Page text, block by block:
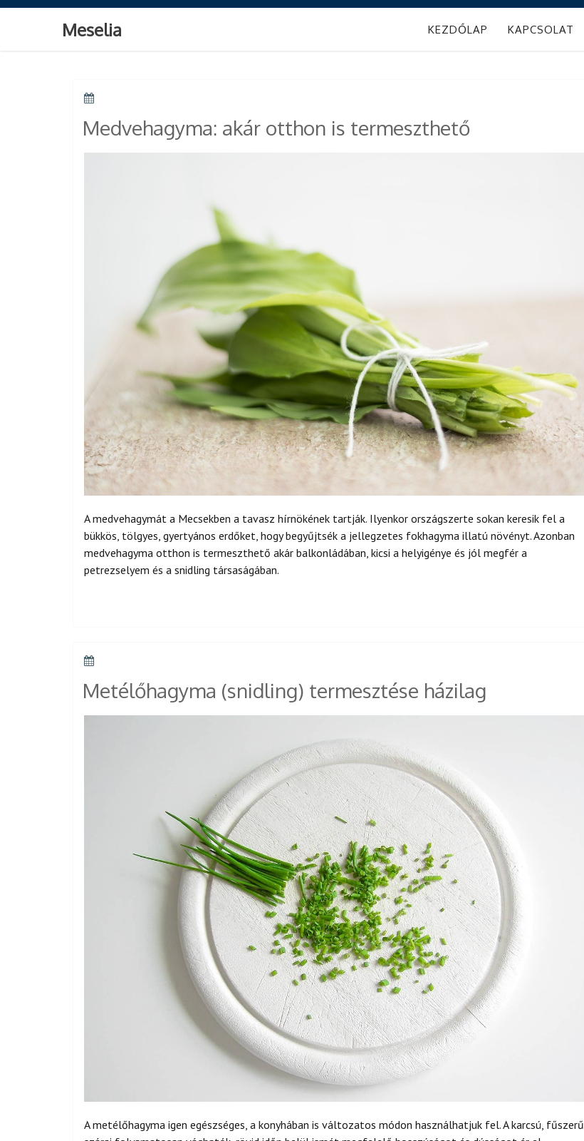
Skip
Meselia KEZDŐLAP KAPCSOLAT
Medvehagyma: akár otthon is termeszthető
A medvehagymát a Mecsekben a tavasz hírnökének tartják. Ilyenkor országszerte sokan keresik fel a
bükkös, tölgyes, gyertyános erdőket, hogy begyűjtsék a jellegzetes fokhagyma illatú növényt. Azonban
medvehagyma otthon is termeszthető akár balkonládában, kicsi a helyigénye és jól megfér a
petrezselyem és a snidling társaságában.
Metélőhagyma (snidling) termesztése házilag
A metélőhagyma igen egészséges, a konyhában is változatos módon használhatjuk fel. A karcsú, fűszerű